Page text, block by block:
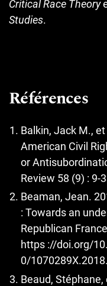
Critical Race Theory
Studies.
Références
Balkin, Jack M.,
American Civil
or
Review 58 (9) : 9-
Beaman, Jean.
: Towards an
Republican
https ://doi.org/
0/
Beaud,